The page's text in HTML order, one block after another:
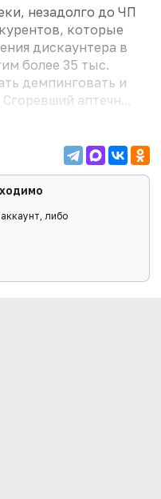
незадолго до ЧП
которые
дискаунтера в
более 35 тыс.
демпинговать и
аптечн...
либо